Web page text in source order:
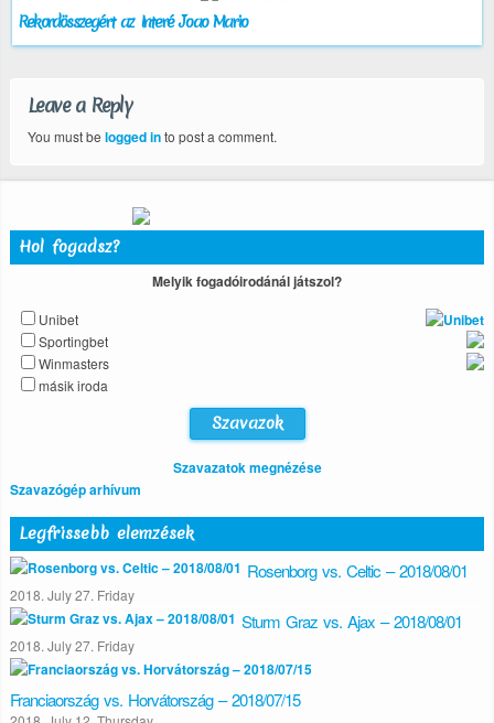
Rekordösszegért az Interé Joao Mario
Leave a Reply
You must be logged into post a comment.
Hol fogadsz?
Melyik fogadóirodánál játszol?
Unibet
Sportingbet
Winmasters
másik iroda
Szavazatok megnézése
Szavazógép arhívum
Legfrissebb elemzések
Rosenborg vs. Celtic – 2018/08/01
2018. July 27. Friday
Sturm Graz vs. Ajax – 2018/08/01
2018. July 27. Friday
Franciaország vs. Horvátország – 2018/07/15